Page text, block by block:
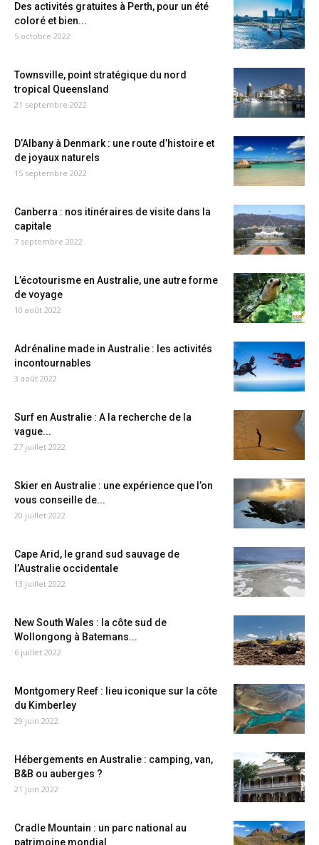
Des activités gratuites à Perth, pour un été
coloré et bien...
5 octobre 2022
Townsville, point stratégique du nord
tropical Queensland
21 septembre 2022
D’Albany à Denmark : une route d’histoire et
de joyaux naturels
15 septembre 2022
Canberra : nos itinéraires de visite dans la
capitale
7 septembre 2022
L’écotourisme en Australie, une autre forme
de voyage
10 août 2022
Adrénaline made in Australie : les activités
incontournables
3 août 2022
Surf en Australie : A la recherche de la
vague...
27 juillet 2022
Skier en Australie : une expérience que l’on
vous conseille de...
20 juillet 2022
Cape Arid, le grand sud sauvage de
l’Australie occidentale
13 juillet 2022
New South Wales : la côte sud de
Wollongong à Batemans...
6 juillet 2022
Montgomery Reef : lieu iconique sur la côte
du Kimberley
29 juin 2022
Hébergements en Australie : camping, van,
B&B ou auberges ?
21 juin 2022
Cradle Mountain : un parc national au
patrimoine mondial